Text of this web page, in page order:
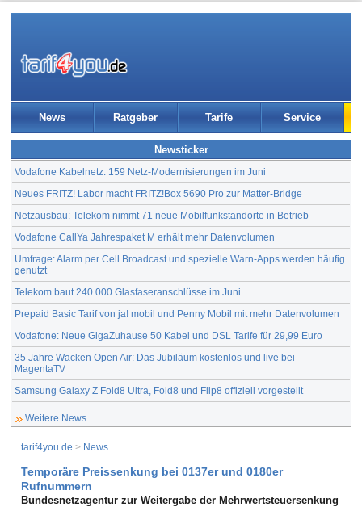
News Ratgeber Tarife Service
Newsticker
Vodafone Kabelnetz: 159 Netz-Modernisierungen im Juni
Neues FRITZ! Labor macht FRITZ!Box 5690 Pro zur Matter-Bridge
Netzausbau: Telekom nimmt 71 neue Mobilfunkstandorte in Betrieb
Vodafone CallYa Jahrespaket M erhält mehr Datenvolumen
Umfrage: Alarm per Cell Broadcast und spezielle Warn-Apps werden häufig
genutzt
Telekom baut 240.000 Glasfaseranschlüsse im Juni
Prepaid Basic Tarif von ja! mobil und Penny Mobil mit mehr Datenvolumen
Vodafone: Neue GigaZuhause 50 Kabel und DSL Tarife für 29,99 Euro
35 Jahre Wacken Open Air: Das Jubiläum kostenlos und live bei
MagentaTV
Samsung Galaxy Z Fold8 Ultra, Fold8 und Flip8 offiziell vorgestellt
Weitere News
tarif4you.de > News
Temporäre Preissenkung bei 0137er und 0180er
Rufnummern
Bundesnetzagentur zur Weitergabe der Mehrwertsteuersenkung